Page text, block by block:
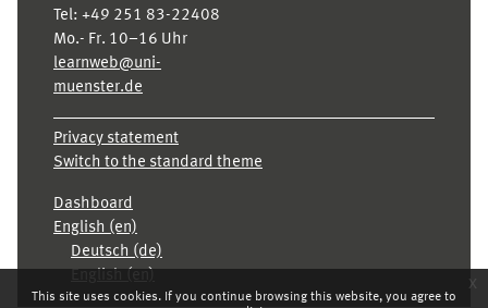
This site uses cookies. If you continue browsing this website, you agree to
x
Tel: +49 251 83-22408
Mo.- Fr. 10–16 Uhr
learnweb@uni-
muenster.de
Privacy statement
Switch to the standard theme
Dashboard
English ‎(en)‎
Deutsch ‎(de)‎